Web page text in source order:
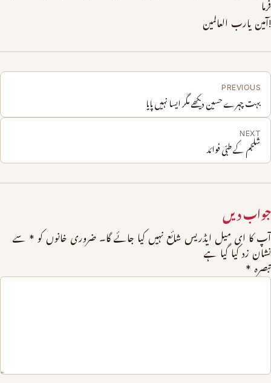
فرما
!آمین یارب العالمین
PREVIOUS
بہت چہرے حسین دیکھے مگر ایسا نہیں پایا
NEXT
شلجم کے طبّی فوائد
جواب دیں
آپ کا ای میل ایڈریس شائع نہیں کیا جائے گا۔ ضروری خانوں کو * سے
نشان زد کیا گیا ہے
تبصرہ *